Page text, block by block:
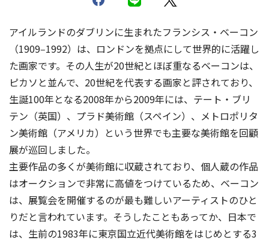
アイルランドのダブリンに生まれたフランシス・ベーコン
（1909‒1992）は、ロンドンを拠点にして世界的に活躍し
た画家です。その人生が20世紀とほぼ重なるベーコンは、
ピカソと並んで、20世紀を代表する画家と評されており、
生誕100年となる2008年から2009年には、テート・ブリ
テン（英国）、プラド美術館（スペイン）、メトロポリタ
ン美術館（アメリカ）という世界でも主要な美術館を回顧
展が巡回しました。
主要作品の多くが美術館に収蔵されており、個人蔵の作品
はオークションで非常に高値をつけているため、ベーコン
は、展覧会を開催するのが最も難しいアーティストのひと
りだと言われています。そうしたこともあってか、日本で
は、生前の1983年に東京国立近代美術館をはじめとする3